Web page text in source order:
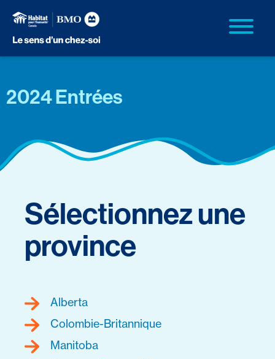
2024 Entrées
Sélectionnez une
province
Alberta
Colombie-Britannique
Manitoba